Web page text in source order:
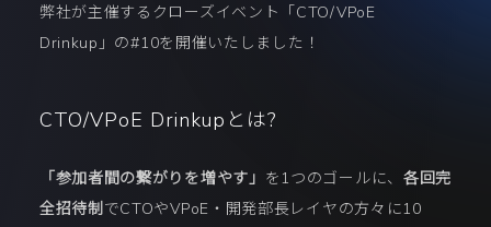
弊社が主催するクローズイベント「CTO/VPoE
Drinkup」の#10を開催いたしました！
CTO/VPoE Drinkupとは?
「参加者間の繋がりを増やす」 を1つのゴールに、 各回完
全招待制 でCTOやVPoE・開発部長レイヤの方々に10